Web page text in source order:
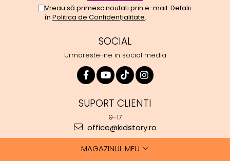
Vreau să primesc noutati prin e-mail. Detalii
în Politica de Confidențialitate.
SOCIAL
Urmareste-ne in social media
SUPORT CLIENTI
9-17
office@kidstory.ro
MAGAZINUL MEU